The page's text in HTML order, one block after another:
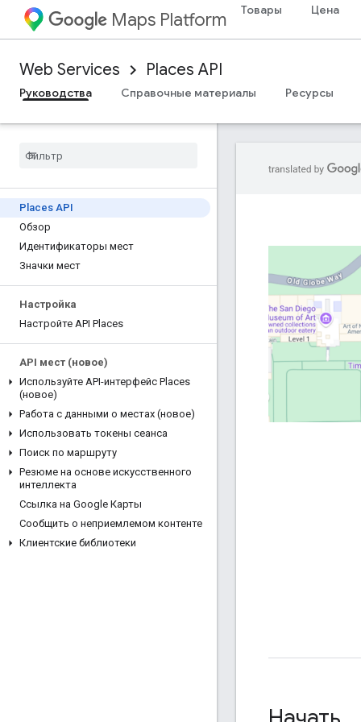
Maps Platform Товары Цена
Web Services Places API
Руководства
Справочные материалы Ресурсы
Places API
Обзор
Идентификаторы мест
Значки мест
Настройка
Настройте API Places
API мест (новое)
Используйте API-интерфейс Places
(новое)
Работа с данными о местах (новое)
Использовать токены сеанса
Поиск по маршруту
Резюме на основе искусственного
интеллекта
Ссылка на Google Карты
Сообщить о неприемлемом контенте
Клиентские библиотеки